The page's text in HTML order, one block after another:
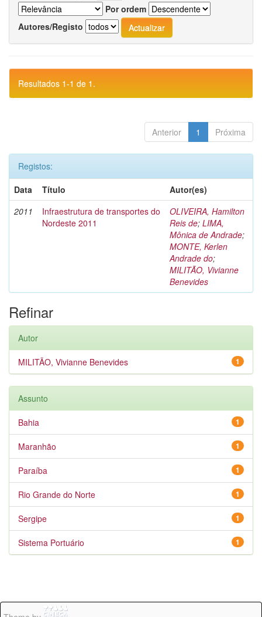
Por ordem
Autores/Registo
Resultados 1-1 de 1.
Anterior 1 Próxima
Registos:
Data
Título
Autor(es)
2011
Infraestrutura de transportes do
Nordeste 2011
OLIVEIRA, Hamilton
Reis de; LIMA,
Mônica de Andrade;
MONTE, Kerlen
Andrade do;
MILITÃO, Vivianne
Benevides
Refinar
Autor
1
MILITÃO, Vivianne Benevides
Assunto
1
Bahia
1
Maranhão
1
Paraíba
1
Rio Grande do Norte
1
Sergipe
1
Sistema Portuário